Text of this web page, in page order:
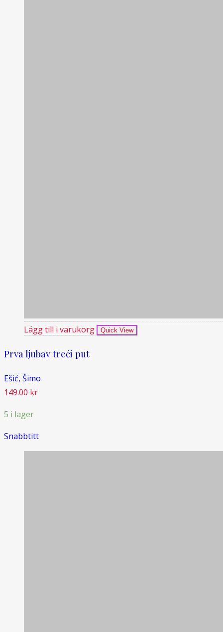
Lägg till i varukorg Quick View
Prva ljubav treći put
Ešić, Šimo
149.00 kr
5 i lager
Snabbtitt